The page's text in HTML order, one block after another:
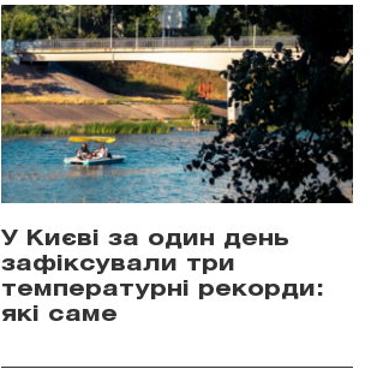
У Києві за один день
зафіксували три
температурні рекорди:
які саме